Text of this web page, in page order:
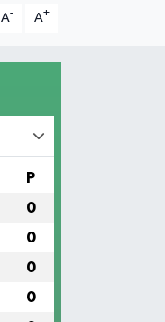
A- A+
P
0
0
0
0